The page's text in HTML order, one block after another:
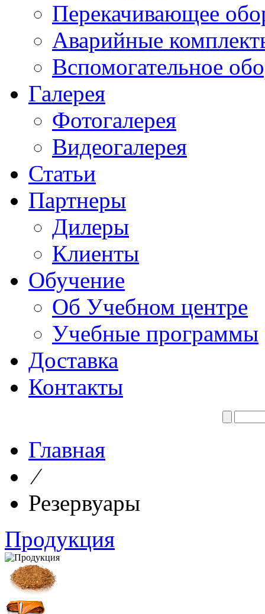
Перекачивающее
Аварийные
Вспомогательное
Галерея
Фотогалерея
Видеогалерея
Статьи
Партнеры
Дилеры
Клиенты
Обучение
Об Учебном центре
Учебные программы
Доставка
Контакты
Главная
⁄
Резервуары
Продукция